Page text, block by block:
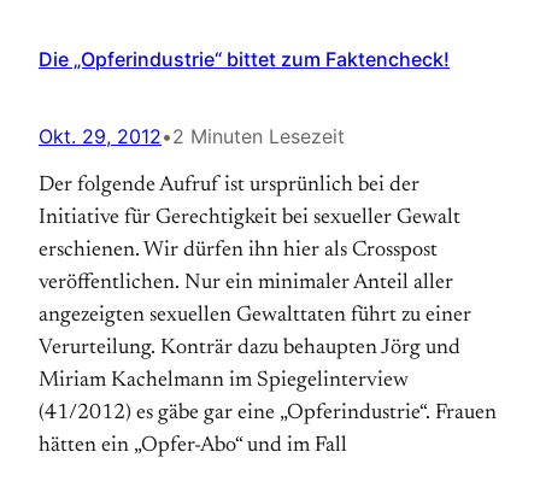
Die „Opferindustrie“ bittet zum Faktencheck!
Okt. 29, 2012•2 Minuten Lesezeit
Der folgende Aufruf ist ursprünlich bei der
Initiative für Gerechtigkeit bei sexueller Gewalt
erschienen. Wir dürfen ihn hier als Crosspost
veröffentlichen. Nur ein minimaler Anteil aller
angezeigten sexuellen Gewalttaten führt zu einer
Verurteilung. Konträr dazu behaupten Jörg und
Miriam Kachelmann im Spiegelinterview
(41/2012) es gäbe gar eine „Opferindustrie“. Frauen
hätten ein „Opfer-Abo“ und im Fall